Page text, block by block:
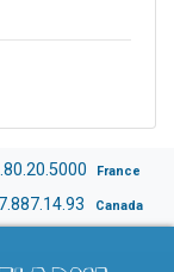
France
Canada